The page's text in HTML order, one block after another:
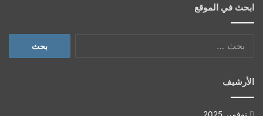
ابحث في الموقع
الأرشيف